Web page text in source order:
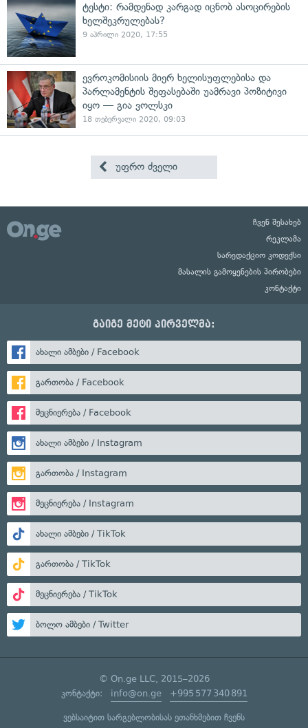
ტესტი: რამდენად კარგად იცნობ ასოცირების
ხელშეკრულებას?
9 აპრილი 2020, 17:55
ევროკომისიის მიერ ხელისუფლებისა და
პარლამენტის შეფასებაში უამრავი პოზიტივი
იყო — გია ვოლსკი
18 თებერვალი 2020, 09:03
უფრო ძველი
ჩვენ შესახებ
რეკლამა
სარედაქციო კოდექსი
მასალის გამოყენების პირობები
კონტაქტი
გაიგე მეტი პირველმა:
ახალი ამბები / Facebook
გართობა / Facebook
მეცნიერება / Facebook
ახალი ამბები / Instagram
გართობა / Instagram
მეცნიერება / Instagram
ახალი ამბები / TikTok
გართობა / TikTok
მეცნიერება / TikTok
ბოლო ამბები / Twitter
© On.ge LLC, 2015–2026
კონტაქტი: info@on.ge +995 577 340 891
ვებსაიტით სარგებლობისას ეთანხმებით ჩვენს